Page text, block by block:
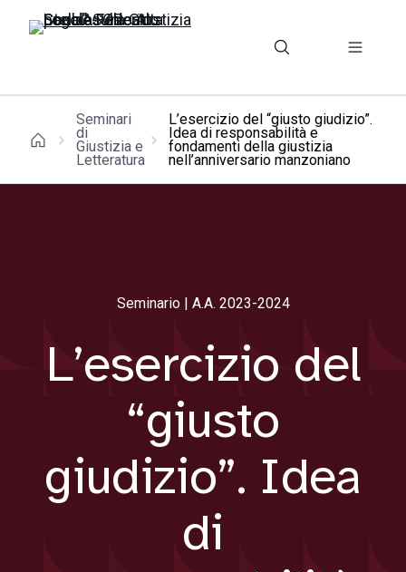
Seminari
di
Giustizia e
Letteratura
L’esercizio del “giusto giudizio”.
Idea di responsabilità e
fondamenti della giustizia
nell’anniversario manzoniano
Seminario | A.A. 2023-2024
L’esercizio del
“giusto
giudizio”. Idea
di